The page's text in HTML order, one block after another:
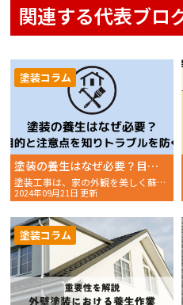
関連する代表ブロ
塗装の養生はなぜ必要？目的と注意点を知ってトラブルを防ごう
塗装工事は、家の外観を美しく蘇らせるだけでなく、建物の寿命
2024年09月21日 更新
塗装コラム
塗装コラム